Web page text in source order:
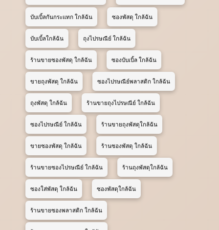
บับเบิ้ลกันกระแทก ใกล้ฉัน ซองพัสดุ ใกล้ฉัน
บับเบิ้ลใกล้ฉัน ถุงไปรษณีย์ ใกล้ฉัน
ร้านขายซองพัสดุ ใกล้ฉัน ซองบับเบิ้ล ใกล้ฉัน
ขายถุงพัสดุ ใกล้ฉัน ซองไปรษณีย์พลาสติก ใกล้ฉัน
ถุงพัสดุ ใกล้ฉัน ร้านขายถุงไปรษณีย์ ใกล้ฉัน
ซองไปรษณีย์ ใกล้ฉัน ร้านขายถุงพัสดุใกล้ฉัน
ขายซองพัสดุ ใกล้ฉัน ร้านซองพัสดุ ใกล้ฉัน
ร้านขายซองไปรษณีย์ ใกล้ฉัน ร้านถุงพัสดุใกล้ฉัน
ซองใส่พัสดุ ใกล้ฉัน ซองพัสดุใกล้ฉัน
ร้านขายซองพลาสติก ใกล้ฉัน